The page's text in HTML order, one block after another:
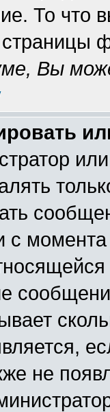
То что
страницы
Вы
с
не